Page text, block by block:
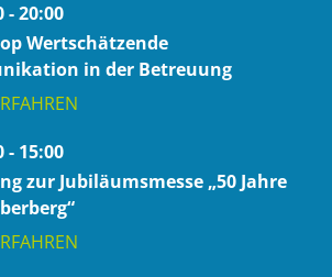
- 20:00
Wertschätzende
in der Betreuung
- 15:00
zur Jubiläumsmesse „50 Jahre